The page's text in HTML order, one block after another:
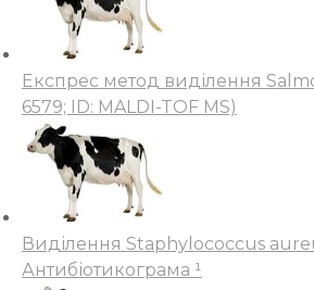
Експрес метод виділення
6579; ID: MALDI-TOF MS)
Виділення Staphylococcus
Антибіотикограма ¹